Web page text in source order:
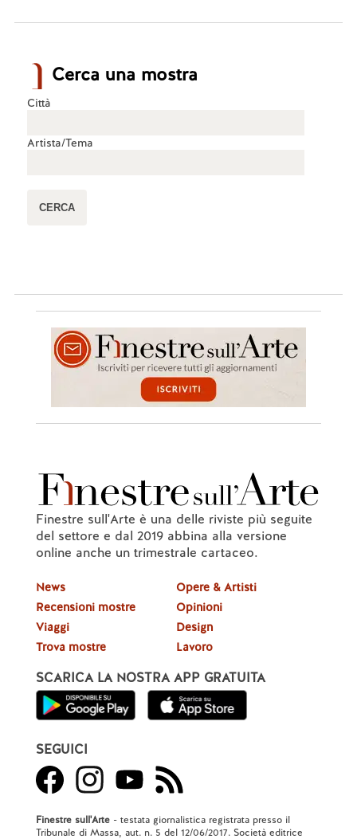
Cerca una mostra
Città
Artista/Tema
Finestre sull'Arte è una delle riviste più seguite
del settore e dal 2019 abbina alla versione
online anche un trimestrale cartaceo.
News
Recensioni mostre
Viaggi
Trova mostre
Opere & Artisti
Opinioni
Design
Lavoro
SCARICA LA NOSTRA APP GRATUITA
SEGUICI
Finestre sull'Arte- testata giornalistica registrata presso il
Tribunale di Massa, aut. n. 5 del 12/06/2017. Società editrice